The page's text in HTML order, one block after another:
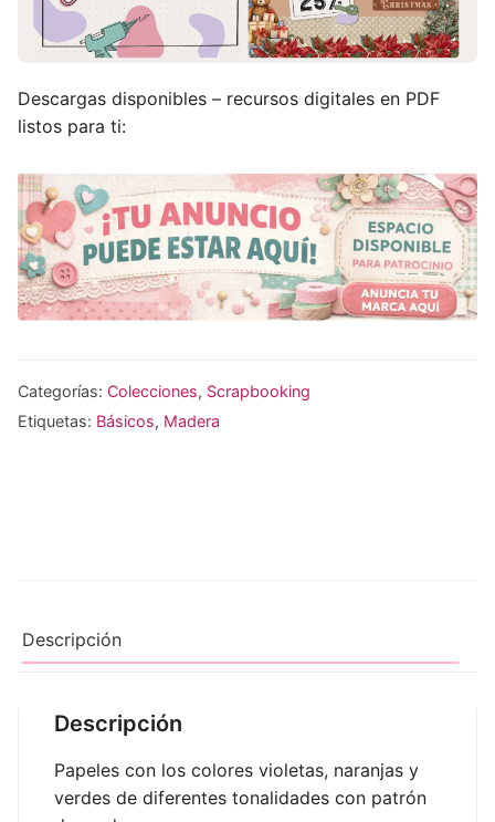
Descargas disponibles – recursos digitales en PDF
listos para ti:
Categorías: Colecciones, Scrapbooking
Etiquetas: Básicos, Madera
Descripción
Descripción
Papeles con los colores violetas, naranjas y
verdes de diferentes tonalidades con patrón